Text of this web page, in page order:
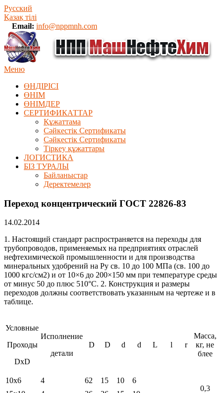
Русский
Қазақ тілі
Email: info@nppmnh.com
Меню
ӨНДІРІСІ
ӨНІМ
ӨHIМДЕР
СЕРТИФИКАТТАР
Құжаттама
Сәйкестік Сертификаты
Сәйкестік Сертификаты
Тіркеу құжаттары
ЛОГИСТИКА
БІЗ ТУРАЛЫ
Байланыстар
Деректемелер
Переход концентрический ГОСТ 22826-83
14.02.2014
1. Настоящий стандарт распространяется на переходы для
трубопроводов, применяемых на предприятиях отраслей
нефтехимической промышленности и для производства
минеральных удобрений на Ру св. 10 до 100 МПа (св. 100 до
1000 кгс/см2) и от 10×6 до 200×150 мм при температуре среды
от минус 50 до плюс 510°С. 2. Конструкция и размеры
переходов должны соответствовать указанным на чертеже и в
таблице.
Условные
Проходы
DхD
Исполнение
детали
D D d d L l r
Масса,
кг, не
блее
10х6 4 62 15 10 6
0,3